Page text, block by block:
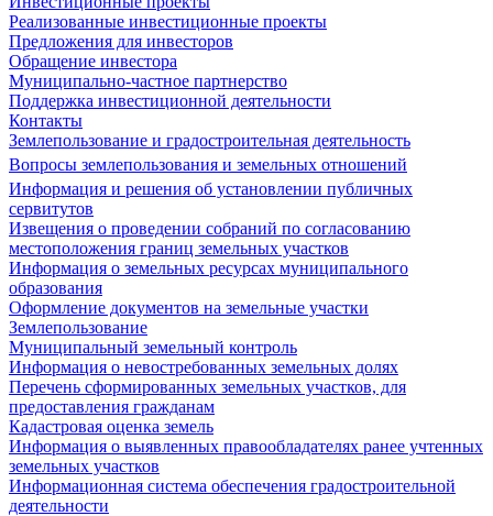
Реализованные инвестиционные проекты
Предложения для инвесторов
Обращение инвестора
Муниципально-частное партнерство
Поддержка инвестиционной деятельности
Контакты
Землепользование и градостроительная деятельность
Вопросы землепользования и земельных отношений
Информация и решения об установлении публичных
сервитутов
Извещения о проведении собраний по согласованию
местоположения границ земельных участков
Информация о земельных ресурсах муниципального
образования
Оформление документов на земельные участки
Землепользование
Муниципальный земельный контроль
Информация о невостребованных земельных долях
Перечень сформированных земельных участков, для
предоставления гражданам
Кадастровая оценка земель
Информация о выявленных правообладателях ранее учтенных
земельных участков
Информационная система обеспечения градостроительной
деятельности